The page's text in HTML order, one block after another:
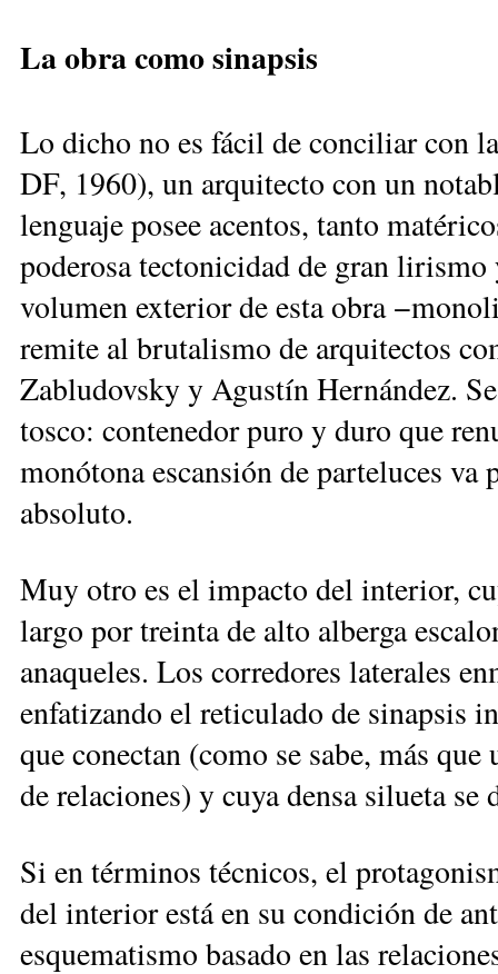
La obra como sinapsis
Lo dicho no es fácil de conciliar con
DF, 1960), un arquitecto con un
lenguaje posee acentos, tanto
poderosa tectonicidad de gran
volumen exterior de esta obra
remite al brutalismo de arquitectos
Zabludovsky y Agustín Hernández.
tosco: contenedor puro y duro que
monótona escansión de parteluces
absoluto.
Muy otro es el impacto del interior,
largo por treinta de alto alberga
anaqueles. Los corredores laterales
enfatizando el reticulado de sinapsis
que conectan (como se sabe, más
de relaciones) y cuya densa silueta
Si en términos técnicos, el
del interior está en su condición de
esquematismo basado en las